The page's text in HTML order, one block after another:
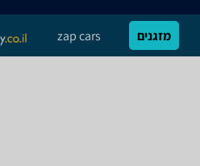
מזגנים zap cars